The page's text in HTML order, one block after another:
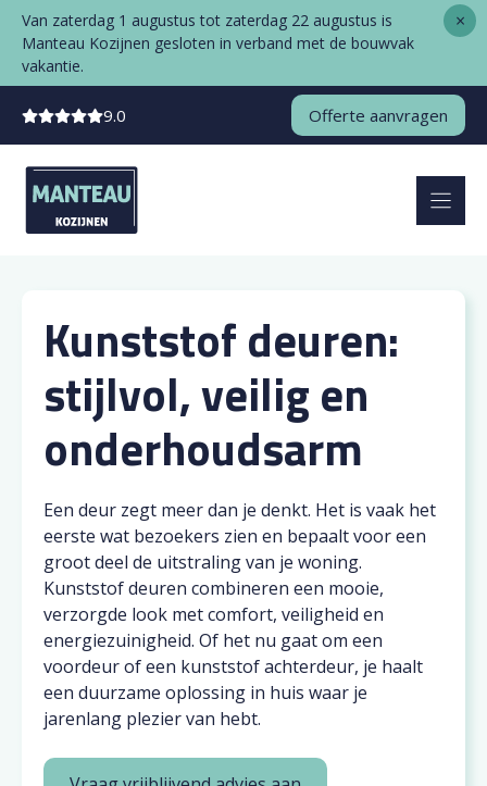
naar
inhoud
Van zaterdag 1 augustus tot zaterdag 22 augustus is
Manteau Kozijnen gesloten in verband met de bouwvak
vakantie.
×
9.0 Offerte aanvragen
Kunststof deuren:
stijlvol, veilig en
onderhoudsarm
Een deur zegt meer dan je denkt. Het is vaak het
eerste wat bezoekers zien en bepaalt voor een
groot deel de uitstraling van je woning.
Kunststof deuren combineren een mooie,
verzorgde look met comfort, veiligheid en
energiezuinigheid. Of het nu gaat om een
voordeur of een kunststof achterdeur, je haalt
een duurzame oplossing in huis waar je
jarenlang plezier van hebt.